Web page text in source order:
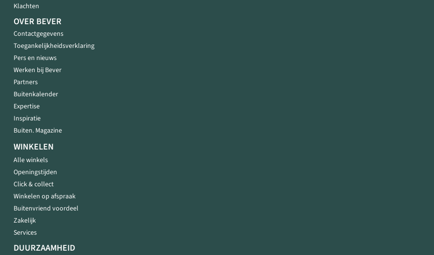
Klachten
OVER BEVER
Contactgegevens
Toegankelijkheidsverklaring
Pers en nieuws
Werken bij Bever
Partners
Buitenkalender
Expertise
Inspiratie
Buiten. Magazine
WINKELEN
Alle winkels
Openingstijden
Click & collect
Winkelen op afspraak
Buitenvriend voordeel
Zakelijk
Services
DUURZAAMHEID